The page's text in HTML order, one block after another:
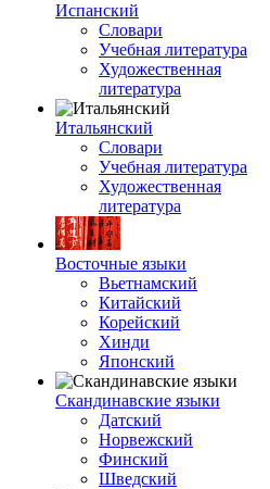
Испанский
Словари
Учебная литература
Художественная
литература
Итальянский
Словари
Учебная литература
Художественная
литература
Восточные языки
Вьетнамский
Китайский
Корейский
Хинди
Японский
Скандинавские языки
Датский
Норвежский
Финский
Шведский